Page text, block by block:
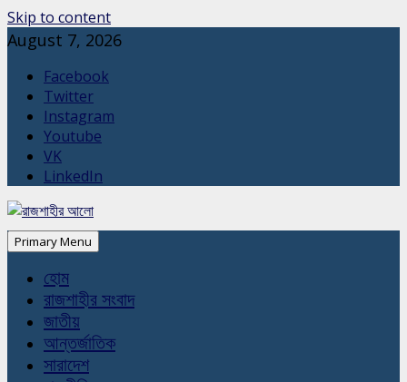
Skip to content
August 7, 2026
Facebook
Twitter
Instagram
Youtube
VK
LinkedIn
Primary Menu
হোম
রাজশাহীর সংবাদ
জাতীয়
আন্তর্জাতিক
সারাদেশ